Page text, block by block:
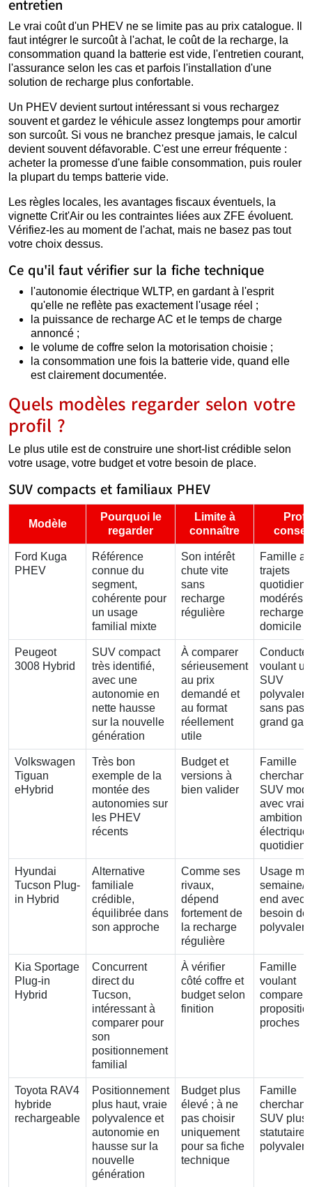
entretien
Le vrai coût d'un PHEV ne se limite pas au prix catalogue. Il
faut intégrer le surcoût à l'achat, le coût de la recharge, la
consommation quand la batterie est vide, l'entretien courant,
l'assurance selon les cas et parfois l'installation d'une
solution de recharge plus confortable.
Un PHEV devient surtout intéressant si vous rechargez
souvent et gardez le véhicule assez longtemps pour amortir
son surcoût. Si vous ne branchez presque jamais, le calcul
devient souvent défavorable. C'est une erreur fréquente :
acheter la promesse d'une faible consommation, puis rouler
la plupart du temps batterie vide.
Les règles locales, les avantages fiscaux éventuels, la
vignette Crit'Air ou les contraintes liées aux ZFE évoluent.
Vérifiez-les au moment de l'achat, mais ne basez pas tout
votre choix dessus.
Ce qu'il faut vérifier sur la fiche technique
l'autonomie électrique WLTP, en gardant à l'esprit
qu'elle ne reflète pas exactement l'usage réel ;
la puissance de recharge AC et le temps de charge
annoncé ;
le volume de coffre selon la motorisation choisie ;
la consommation une fois la batterie vide, quand elle
est clairement documentée.
Quels modèles regarder selon votre
profil ?
Le plus utile est de construire une short-list crédible selon
votre usage, votre budget et votre besoin de place.
SUV compacts et familiaux PHEV
Modèle
Pourquoi le
regarder
Limite à
connaître
Profil
Ford Kuga
PHEV
Référence
connue du
segment,
cohérente pour
un usage
familial mixte
Son intérêt
chute vite
sans
recharge
régulière
Famille
trajets
quotidiens
modérés
recharge à
domicile
Peugeot
3008 Hybrid
SUV compact
très identifié,
avec une
autonomie en
nette hausse
sur la nouvelle
génération
À comparer
sérieusement
au prix
demandé et
au format
réellement
utile
voulant un
SUV
polyvalent
sans
grand
Volkswagen
Tiguan
eHybrid
Très bon
exemple de la
montée des
autonomies sur
les PHEV
récents
Budget et
versions à
bien valider
Famille
cherchant
SUV
avec vraie
ambition
électrique
quotidien
Hyundai
Tucson Plug-
in Hybrid
Alternative
familiale
crédible,
équilibrée dans
son approche
Comme ses
rivaux,
dépend
fortement de
la recharge
régulière
Usage
semaine/
end avec
besoin de
Kia Sportage
Plug-in
Hybrid
Concurrent
direct du
Tucson,
intéressant à
comparer pour
son
positionnement
familial
À vérifier
côté coffre et
budget selon
finition
Famille
voulant
comparer
proches
Toyota RAV4
hybride
rechargeable
Positionnement
plus haut, vraie
polyvalence et
autonomie en
hausse sur la
nouvelle
génération
Budget plus
élevé ; à ne
pas choisir
uniquement
pour sa fiche
technique
Famille
cherchant
SUV plus
statutaire
polyvalent